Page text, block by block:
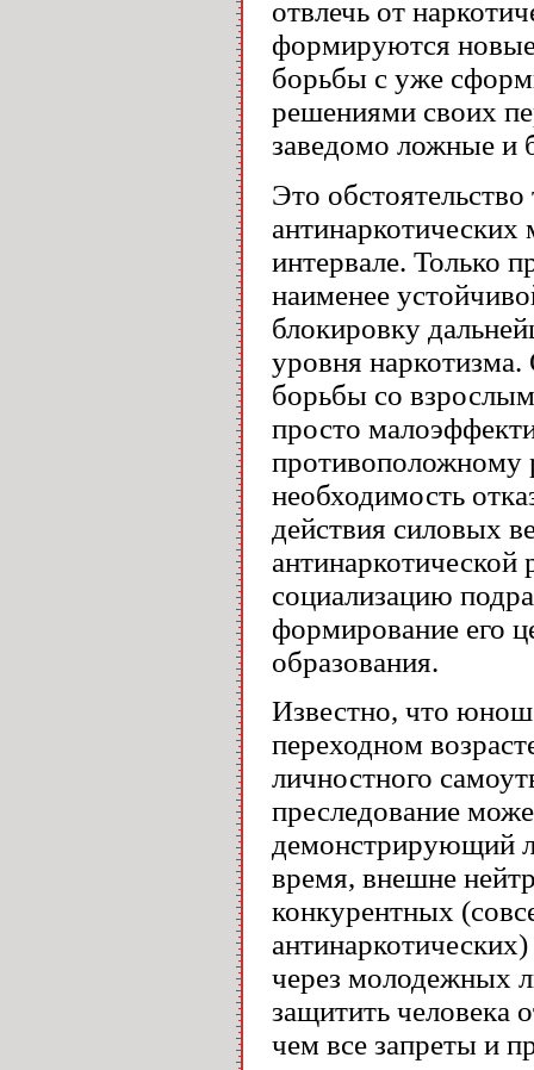
отвлечь от
формируются
борьбы с уже
решениями своих
заведомо ложные и
Это
интервале. Только
наименее
блокировку
уровня
борьбы со
просто
противоположному
необходимость
действия силовых
социализацию
формирование его
образования.
Известно, что
переходном
личностного
преследование
демонстрирующий
время, внешне
конкурентных
через молодежных
защитить человека
чем все запреты и